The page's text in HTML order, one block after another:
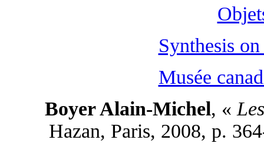
Synthesis
Musée
Boyer Alain-Michel, «
Hazan, Paris, 2008, p.